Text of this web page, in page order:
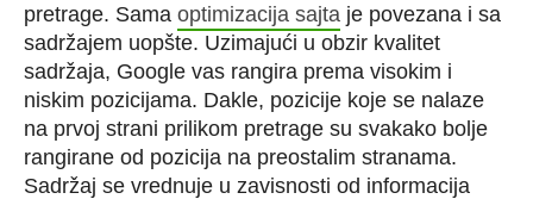
pretrage. Sama optimizacija sajta je povezana i sa
sadržajem uopšte. Uzimajući u obzir kvalitet
sadržaja, Google vas rangira prema visokim i
niskim pozicijama. Dakle, pozicije koje se nalaze
na prvoj strani prilikom pretrage su svakako bolje
rangirane od pozicija na preostalim stranama.
Sadržaj se vrednuje u zavisnosti od informacija